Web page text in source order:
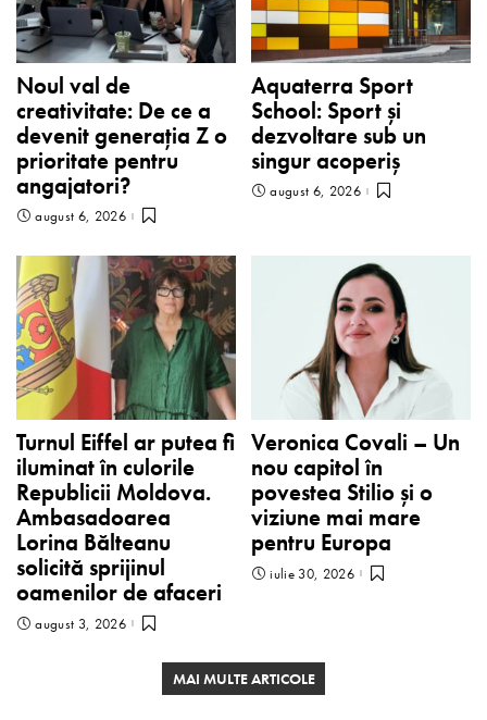
Noul val de
creativitate: De ce a
devenit generația Z o
prioritate pentru
angajatori?
august 6, 2026
Aquaterra Sport
School: Sport și
dezvoltare sub un
singur acoperiș
august 6, 2026
Turnul Eiffel ar putea fi
iluminat în culorile
Republicii Moldova.
Ambasadoarea
Lorina Bălteanu
solicită sprijinul
oamenilor de afaceri
august 3, 2026
Veronica Covali – Un
nou capitol în
povestea Stilio și o
viziune mai mare
pentru Europa
iulie 30, 2026
MAI MULTE ARTICOLE